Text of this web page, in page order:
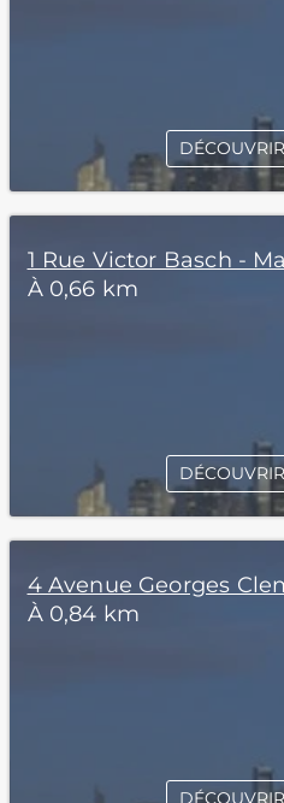
1 Rue Victor Basch -
À 0,66 km
4 Avenue Georges
À 0,84 km